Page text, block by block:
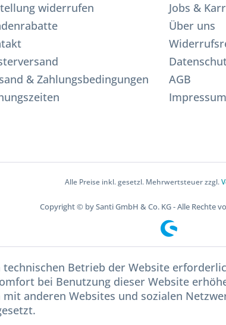
widerrufen
& Zahlungsbedingungen
Jobs &
Über uns
AGB
Impressum
Alle Preise inkl. gesetzl. Mehrwertsteuer zzgl.
Copyright © by Santi GmbH & Co. KG - Alle Rechte
Betrieb der Website
bei Benutzung dieser Website
anderen Websites und sozialen